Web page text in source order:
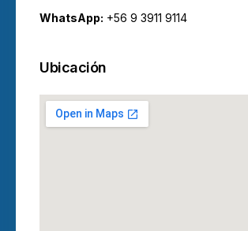
WhatsApp: +56 9 3911 9114
Ubicación